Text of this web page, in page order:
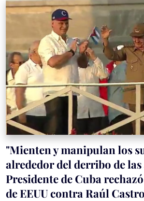
"Mienten y manipulan los
alrededor del derribo de
Presidente de Cuba
de EEUU contra Raúl Castro